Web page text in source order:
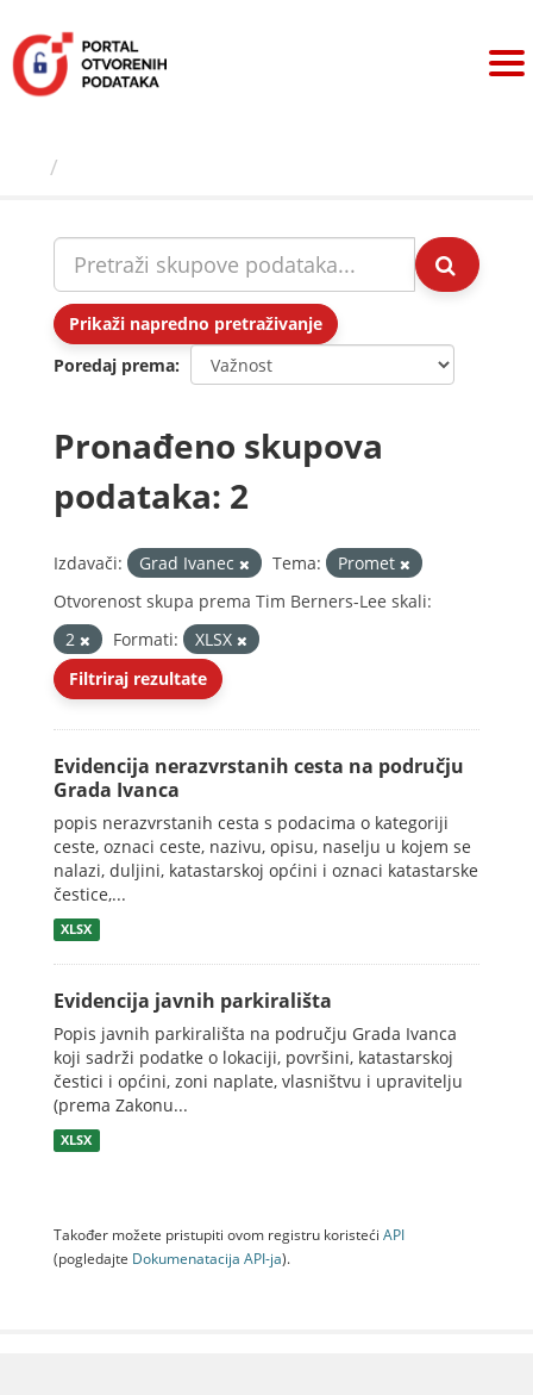
sadržaj
Prikaži napredno pretraživanje
Poredaj prema
Pronađeno skupova
podataka: 2
Izdavači: Grad Ivanec Tema:
Promet
Otvorenost skupa prema Tim Berners-Lee skali:
2
Formati:
XLSX
Filtriraj rezultate
Evidencija nerazvrstanih cesta na području
Grada Ivanca
popis nerazvrstanih cesta s podacima o kategoriji
ceste, oznaci ceste, nazivu, opisu, naselju u kojem se
nalazi, duljini, katastarskoj općini i oznaci katastarske
čestice,...
XLSX
Evidencija javnih parkirališta
Popis javnih parkirališta na području Grada Ivanca
koji sadrži podatke o lokaciji, površini, katastarskoj
čestici i općini, zoni naplate, vlasništvu i upravitelju
(prema Zakonu...
XLSX
Također možete pristupiti ovom registru koristeći API
(pogledajte Dokumenаtаcijа API-jа).